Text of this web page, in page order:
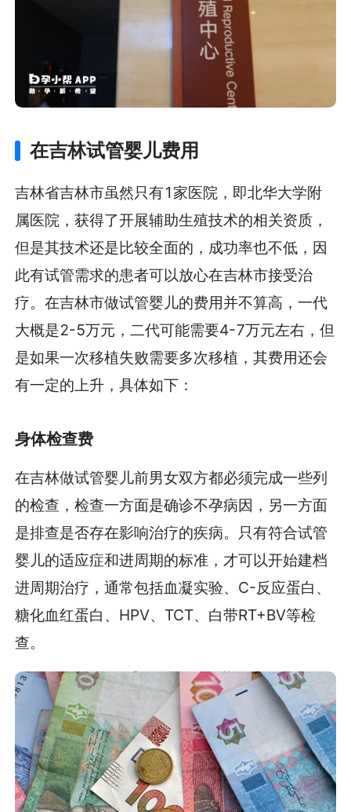
在吉林试管婴儿费用
吉林省吉林市虽然只有1家医院，即北华大学附
属医院，获得了开展辅助生殖技术的相关资质，
但是其技术还是比较全面的，成功率也不低，因
此有试管需求的患者可以放心在吉林市接受治
疗。在吉林市做试管婴儿的费用并不算高，一代
大概是2-5万元，二代可能需要4-7万元左右，但
是如果一次移植失败需要多次移植，其费用还会
有一定的上升，具体如下：
身体检查费
在吉林做试管婴儿前男女双方都必须完成一些列
的检查，检查一方面是确诊不孕病因，另一方面
是排查是否存在影响治疗的疾病。只有符合试管
婴儿的适应症和进周期的标准，才可以开始建档
进周期治疗，通常包括血凝实验、C-反应蛋白、
糖化血红蛋白、HPV、TCT、白带RT+BV等检
查。